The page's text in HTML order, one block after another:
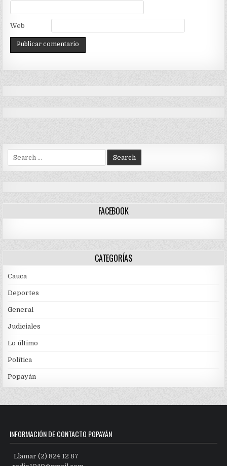
Web
Search
for:
FACEBOOK
CATEGORÍAS
Cauca
Deportes
General
Judiciales
Lo último
Política
Popayán
INFORMACIÓN DE CONTACTO POPAYÁN
Llamar (2) 824 12 87